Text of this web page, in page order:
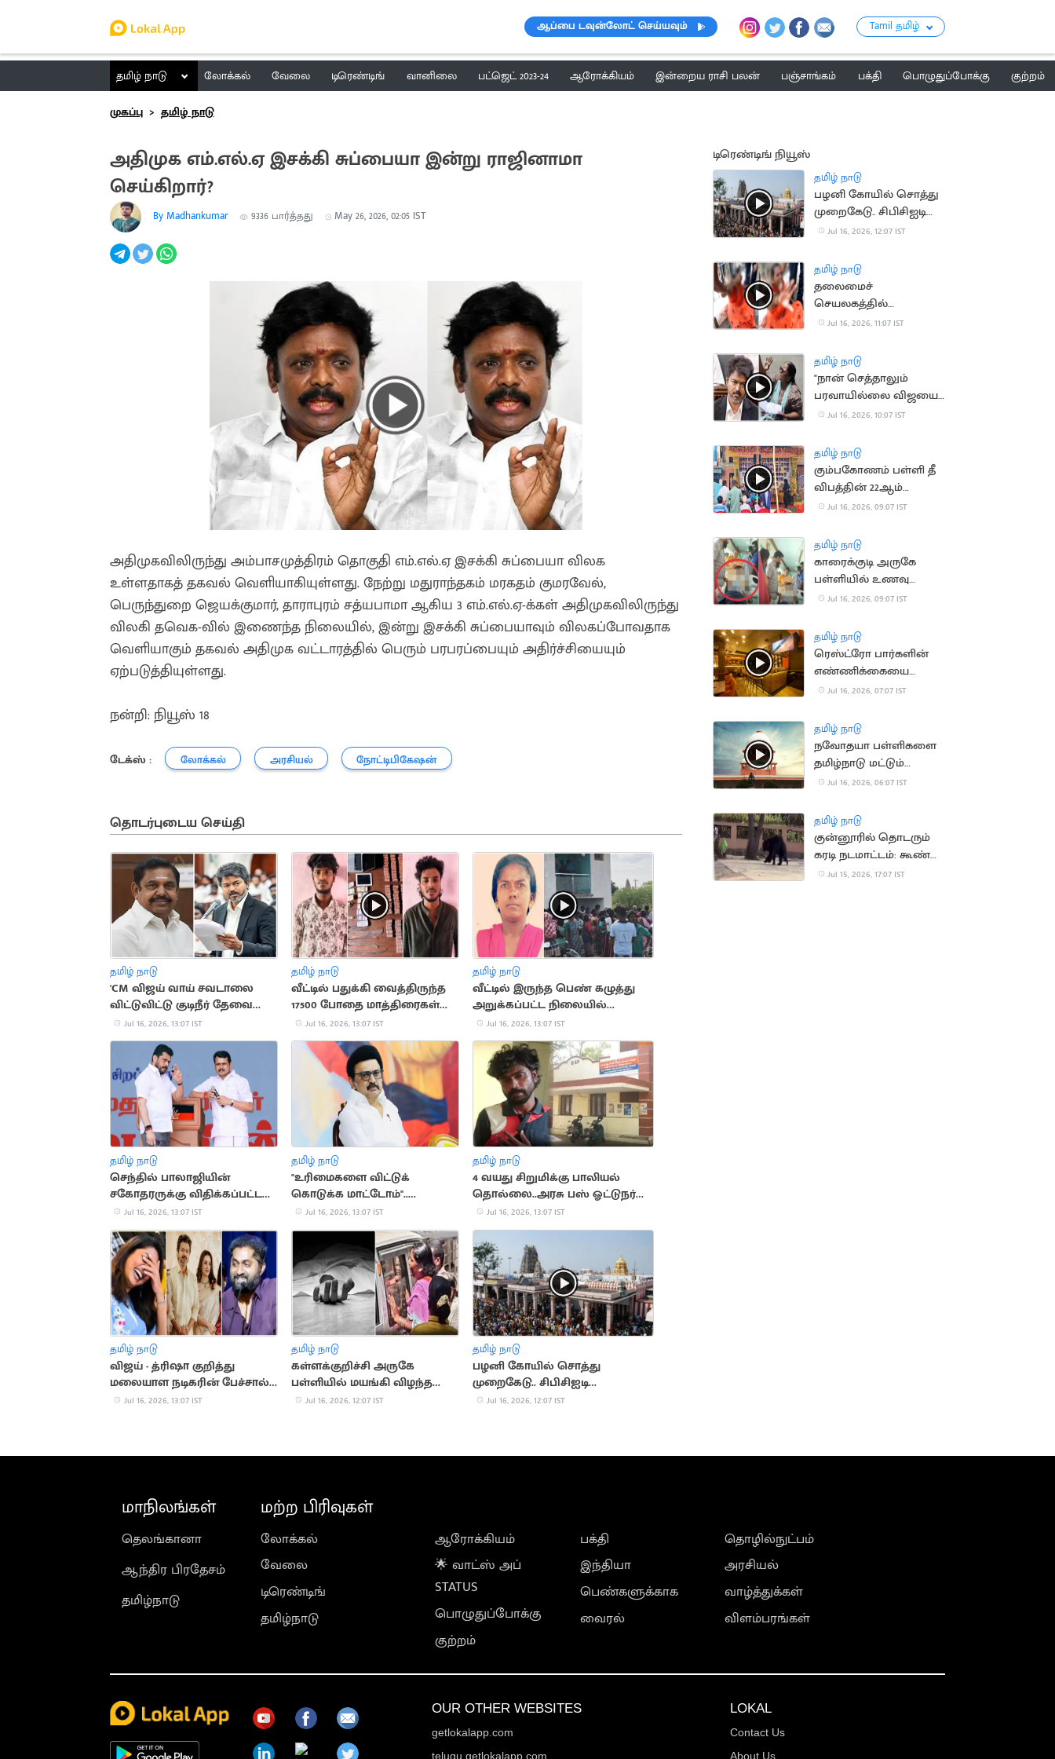
ஆப்பை டவுன்லோட் செய்யவும் Tamil தமிழ்
தமிழ் நாடு லோக்கல் வேலை டிரெண்டிங் வானிலை பட்ஜெட் 2023-24 ஆரோக்கியம் இன்றைய ராசி பலன் பஞ்சாங்கம் பக்தி பொழுதுப்போக்கு
குற்றம்
முகப்பு
தமிழ் நாடு
அதிமுக எம்.எல்.ஏ இசக்கி சுப்பையா இன்று ராஜினாமா
செய்கிறார்?
By Madhankumar 9336 பார்த்தது May 26, 2026, 02:05 IST
அதிமுகவிலிருந்து அம்பாசமுத்திரம் தொகுதி எம்.எல்.ஏ இசக்கி சுப்பையா விலக
உள்ளதாகத் தகவல் வெளியாகியுள்ளது. நேற்று மதுராந்தகம் மரகதம் குமரவேல்,
பெருந்துறை ஜெயக்குமார், தாராபுரம் சத்யபாமா ஆகிய 3 எம்.எல்.ஏ-க்கள் அதிமுகவிலிருந்து
விலகி தவெக-வில் இணைந்த நிலையில், இன்று இசக்கி சுப்பையாவும் விலகப்போவதாக
வெளியாகும் தகவல் அதிமுக வட்டாரத்தில் பெரும் பரபரப்பையும் அதிர்ச்சியையும்
ஏற்படுத்தியுள்ளது.
நன்றி: நியூஸ் 18
டேக்ஸ் : லோக்கல் அரசியல் நோட்டிபிகேஷன்
தொடர்புடைய செய்தி
தமிழ் நாடு
'CM விஜய் வாய் சவடாலை
விட்டுவிட்டு குடிநீர் தேவையை
பூர்த்தி பண்ணுங்க'
Jul 16, 2026, 13:07 IST
தமிழ் நாடு
வீட்டில் பதுக்கி வைத்திருந்த
17500 போதை மாத்திரைகள்
பறிமுதல்
Jul 16, 2026, 13:07 IST
தமிழ் நாடு
வீட்டில் இருந்த பெண் கழுத்து
அறுக்கப்பட்ட நிலையில்
சடலமாக மீட்பு
Jul 16, 2026, 13:07 IST
தமிழ் நாடு
செந்தில் பாலாஜியின்
சகோதரருக்கு விதிக்கப்பட்ட
நிபந்தனைகளில் தளர்வு
Jul 16, 2026, 13:07 IST
தமிழ் நாடு
"உரிமைகளை விட்டுக்
கொடுக்க மாட்டோம்"..
மு.க.ஸ்டாலின் பேச்சு
Jul 16, 2026, 13:07 IST
தமிழ் நாடு
4 வயது சிறுமிக்கு பாலியல்
தொல்லை..அரசு பஸ் ஓட்டுநர்
கைது
Jul 16, 2026, 13:07 IST
தமிழ் நாடு
விஜய் - த்ரிஷா குறித்து
மலையாள நடிகரின் பேச்சால்
சர்ச்சை
Jul 16, 2026, 13:07 IST
தமிழ் நாடு
கள்ளக்குறிச்சி அருகே
பள்ளியில் மயங்கி விழந்த
மாணவன் உயிரிழப்பு
Jul 16, 2026, 12:07 IST
தமிழ் நாடு
பழனி கோயில் சொத்து
முறைகேடு.. சிபிசிஐடி
விசாரணை
Jul 16, 2026, 12:07 IST
டிரெண்டிங் நியூஸ்
தமிழ் நாடு
பழனி கோயில் சொத்து
முறைகேடு.. சிபிசிஐடி
விசாரணை
Jul 16, 2026, 12:07 IST
தமிழ் நாடு
தலைமைச்
செயலகத்தில்
தீக்குளிக்க முயன்ற
Jul 16, 2026, 11:07 IST
தமிழ் நாடு
"நான் செத்தாலும்
பரவாயில்லை விஜயை
பாக்கணும்".. பெண்
Jul 16, 2026, 10:07 IST
தமிழ் நாடு
கும்பகோணம் பள்ளி தீ
விபத்தின் 22ஆம்
ஆண்டு நினைவு தினம்
Jul 16, 2026, 09:07 IST
தமிழ் நாடு
காரைக்குடி அருகே
பள்ளியில் உணவு
சாப்பிட்ட மாணவிகள்
Jul 16, 2026, 09:07 IST
தமிழ் நாடு
ரெஸ்ட்ரோ பார்களின்
எண்ணிக்கையை
அதிகரிக்க TN அரசு
Jul 16, 2026, 07:07 IST
தமிழ் நாடு
நவோதயா பள்ளிகளை
தமிழ்நாடு மட்டும்
நிராகரிப்பது ஏன்? -
Jul 16, 2026, 06:07 IST
தமிழ் நாடு
குன்னூரில் தொடரும்
கரடி நடமாட்டம்: கூண்டு
வைக்க பொதுமக்கள்
Jul 15, 2026, 17:07 IST
மாநிலங்கள்
தெலங்கானா
ஆந்திர பிரதேசம்
தமிழ்நாடு
மற்ற பிரிவுகள்
லோக்கல்
வேலை
டிரெண்டிங்
தமிழ்நாடு
ஆரோக்கியம்
🌟 வாட்ஸ் அப்
STATUS
பொழுதுப்போக்கு
குற்றம்
பக்தி
இந்தியா
பெண்களுக்காக
வைரல்
தொழில்நுட்பம்
அரசியல்
வாழ்த்துக்கள்
விளம்பரங்கள்
OUR OTHER WEBSITES
getlokalapp.com
telugu.getlokalapp.com
LOKAL
Contact Us
About Us